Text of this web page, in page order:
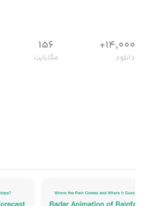
14,000+
دانلود
156
مگابایت